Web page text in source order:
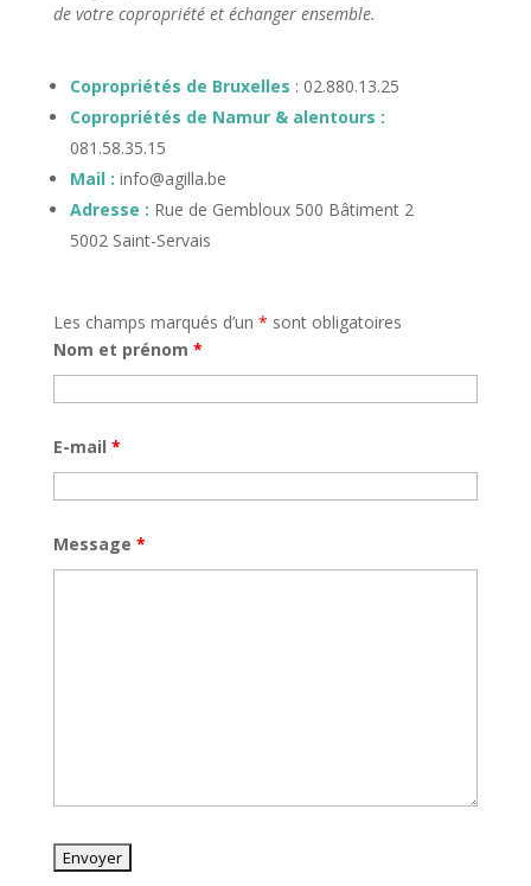
de votre copropriété et échanger ensemble.
Copropriétés de Bruxelles : 02.880.13.25
Copropriétés de Namur & alentours :
081.58.35.15
Mail : info@agilla.be
Adresse : Rue de Gembloux 500 Bâtiment 2
5002 Saint-Servais
Les champs marqués d’un * sont obligatoires
Nom et prénom *
E-mail *
Message *